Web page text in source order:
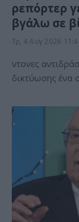
ρεπόρτερ
βγάλω σε
Τρ, 4 Αυγ 2026
ντονες
δικτύωσης ένα